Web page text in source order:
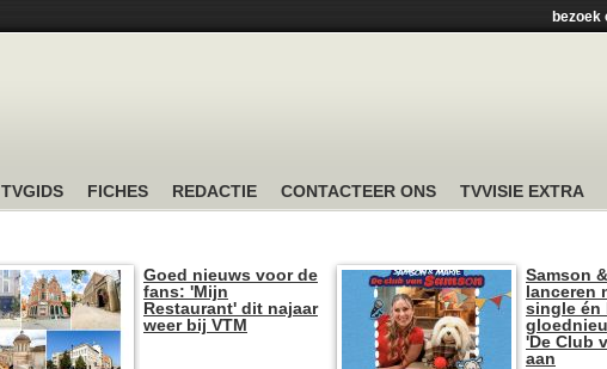
bezoek
TVGIDS FICHES REDACTIE CONTACTEER ONS TVVISIE EXTRA
Goed nieuws voor de
fans: 'Mijn
Restaurant' dit najaar
weer bij VTM
Samson
lanceren
single én
'De Club
aan